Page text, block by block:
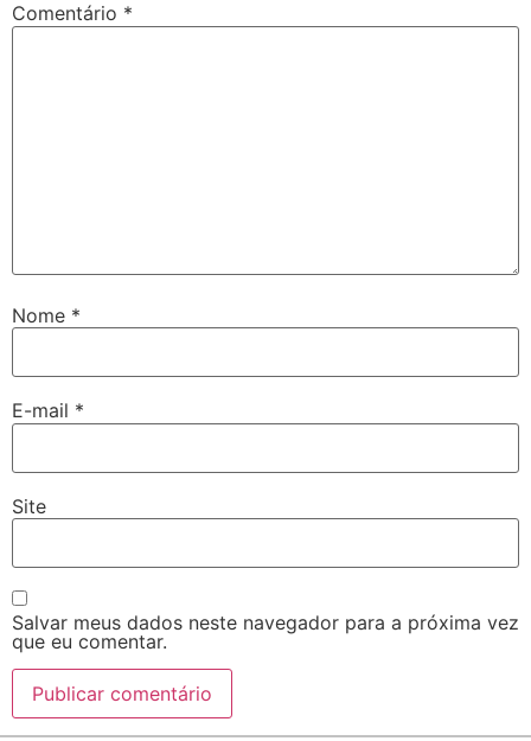
Comentário *
Nome *
E-mail *
Site
Salvar meus dados neste navegador para a próxima vez
que eu comentar.